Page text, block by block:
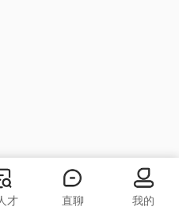
才 直聊 我的